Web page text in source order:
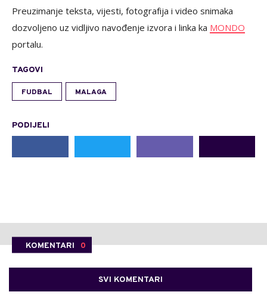
Preuzimanje teksta, vijesti, fotografija i video snimaka
dozvoljeno uz vidljivo navođenje izvora i linka ka MONDO
portalu.
TAGOVI
FUDBAL MALAGA
PODIJELI
KOMENTARI 0
SVI KOMENTARI